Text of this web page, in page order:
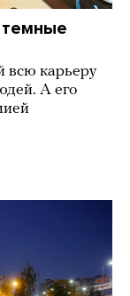
темные
всю карьеру
А его